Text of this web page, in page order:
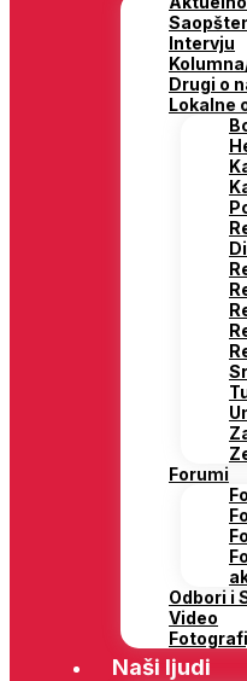
Intervju
Drugi o
Lokalne
Forumi
Odbori i
Video
Naši ljudi